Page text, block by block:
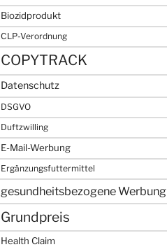
Biozidprodukt
CLP-Verordnung
COPYTRACK
Datenschutz
DSGVO
Duftzwilling
E-Mail-Werbung
Ergänzungsfuttermittel
gesundheitsbezogene Werbung
Grundpreis
Health Claim